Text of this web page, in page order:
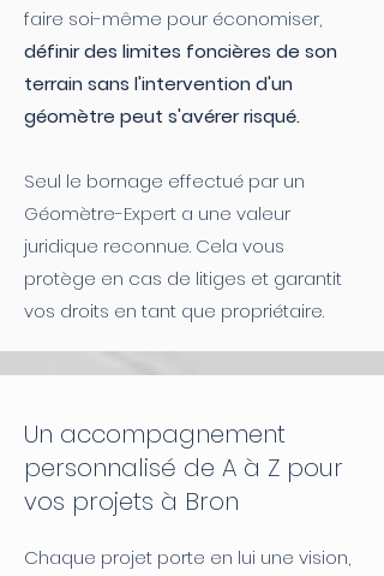
faire soi-même pour économiser,
définir des limites foncières de son
terrain sans l'intervention d'un
géomètre peut s'avérer risqué.
Seul le bornage effectué par un
Géomètre-Expert a une valeur
juridique reconnue. Cela vous
protège en cas de litiges et garantit
vos droits en tant que propriétaire.
Un accompagnement
personnalisé de A à Z pour
vos projets à Bron
Chaque projet porte en lui une vision,